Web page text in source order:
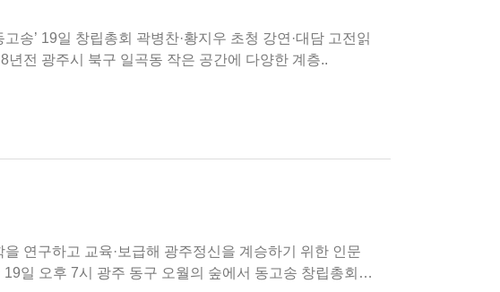
기·인문통신·명사 초대석도 2019년 04월 16일(화) 00:00 8년전 광주시 북구 일곡동 작은 공간에 다양한 계층..